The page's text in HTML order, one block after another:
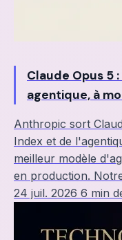
Claude Opus 5
agentique, à
Anthropic sort
Index et de
meilleur modèle
en production.
24 juil. 2026 6 min